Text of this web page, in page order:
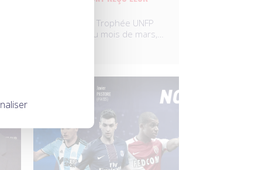
Lauréats du Trophée UNFP
du joueur du mois de mars,…